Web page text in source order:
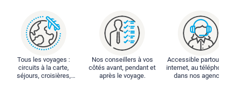
Tous les voyages :
circuits à la carte,
séjours, croisières,
Nos conseillers à vos
côtés avant, pendant et
après le voyage.
Accessible partout :
internet, au
dans nos